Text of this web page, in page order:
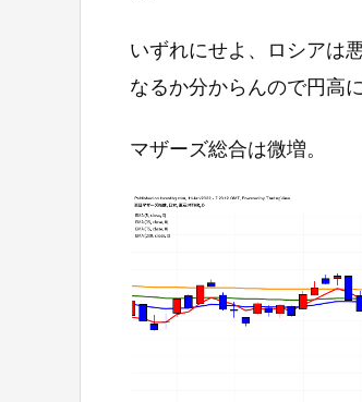
いずれにせよ、ロシアは
なるか分からんので円高
マザーズ総合は微増。